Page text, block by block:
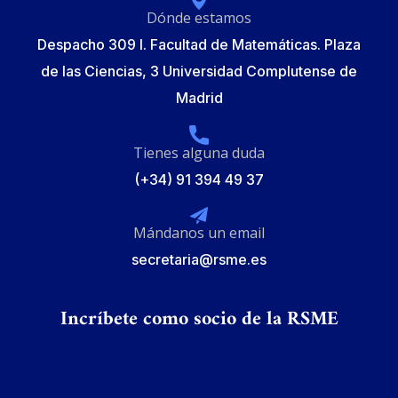
Dónde estamos
Despacho 309 I. Facultad de Matemáticas. Plaza
de las Ciencias, 3 Universidad Complutense de
Madrid
Tienes alguna duda
(+34) 91 394 49 37
Mándanos un email
secretaria@rsme.es
Incríbete como socio de la RSME